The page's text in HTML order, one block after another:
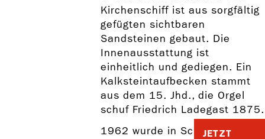
JETZT
Kirchenschiff ist aus sorgfältig
gefügten sichtbaren
Sandsteinen gebaut. Die
Innenausstattung ist
einheitlich und gediegen. Ein
Kalksteintaufbecken stammt
aus dem 15. Jhd., die Orgel
schuf Friedrich Ladegast 1875.
1962 wurde in Schafstädt ein